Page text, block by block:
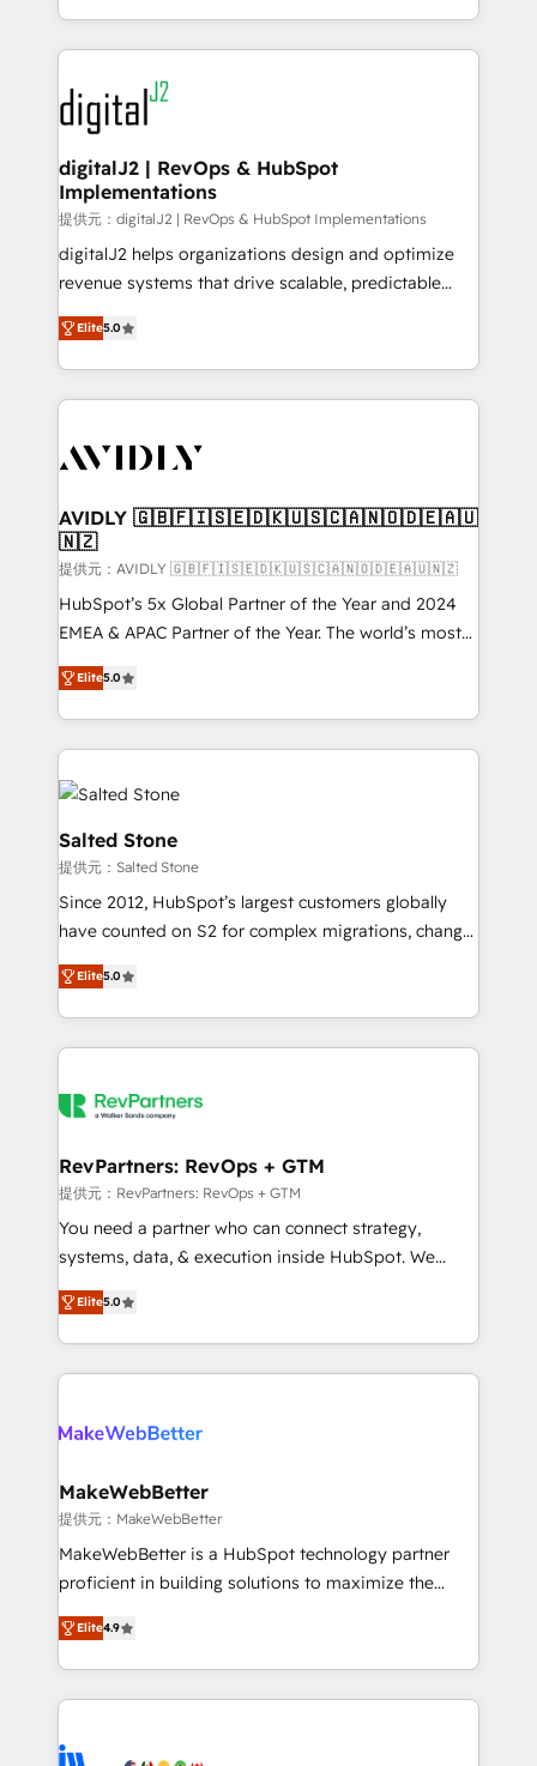
Integrations: Extend HubSpot with custom
webdesign. Markentive is both a consulting firm, a
digital agency and an integrator. With over 115
experts in marketing automation, growth, revops,
CRM and webdesign (We focus on EMEA - USA
customers).
digitalJ2 | RevOps & HubSpot
Implementations
提供元：digitalJ2 | RevOps & HubSpot Implementations
digitalJ2 helps organizations design and optimize
revenue systems that drive scalable, predictable
growth. As a triple-accredited HubSpot Solutions
Partner, we specialize in both strategic RevOps
planning and hands-on technical execution - building
the operational foundation companies need to
Healthcare - Financial Services - Managed IT (MSP) -
we help: ✔️ Full HubSpot implementations and portal
optimization ✔️ Data migrations, CRM architecture,
and reporting foundations ✔️ Custom integrations
and workflow automation ✔️ User adoption
programs, training, and enablement Through project-
partnerships, we guide organizations through the
revenue maturity model - delivering the right
grows.
Elite5.0
AVIDLY 🇬🇧🇫🇮🇸🇪🇩🇰🇺🇸🇨🇦🇳🇴🇩🇪🇦🇺
🇳🇿
提供元：AVIDLY 🇬🇧🇫🇮🇸🇪🇩🇰🇺🇸🇨🇦🇳🇴🇩🇪🇦🇺🇳🇿
HubSpot’s 5x Global Partner of the Year and 2024
EMEA & APAC Partner of the Year. The world’s most
experienced and fully accredited HubSpot Solutions
Partner. 🚀 With 2,750+ HubSpot projects delivered
and 370+ specialists across EMEA, APAC and NAM,
we de-risk complex CRM programmes and
accelerate ROI across every HubSpot Hub. 🧭 From
multi-region migrations to AI-powered automation,
we turn complexity into clarity, human at global
scale. 🏆 HubSpot’s CEO called us “the partner of the
future.” Others agree it is proof of trust built through
measurable impact.
Elite5.0
Salted Stone
提供元：Salted Stone
Since 2012, HubSpot’s largest customers globally
have counted on S2 for complex migrations, change
management, systems integration, and creative
solutions that deliver measurable impact and
transform brand experiences As one of the few full-
service creative agencies in the HubSpot
winning design to build scalable, globally
marketing campaigns, & RevOps frameworks that
fuel long-term success We connect the entire
customer lifecycle through seamless integrations,
ensure long-term adoption with change-
and service to drive sustainable growth With 6 key
HubSpot accreditations and experience across
Elite5.0
RevPartners: RevOps + GTM
提供元：RevPartners: RevOps + GTM
You need a partner who can connect strategy,
systems, data, & execution inside HubSpot. We
bridge the gap where most agencies fall short by
combining GTM strategy with technical execution to
solve the right problem with the right solution. As the
only firm in the world to hold Elite Partner
clients gain a unique advantage in CRM architecture,
market execution. Why B2B Businesses Choose RP: -
Secure: Soc2 compliant 🛡️ - Pricing: Implementations
starting at $1,5k 💵 - Speed: Launch in 14 days ⚡ -
Global: 75+ RPers across five continents 🌐 - Scale:
HubSpot Partner 🪴 - Sales Hub: More
implementations than any other Partner 💻 -
agency for an Ops problem. Don't hire a technical
Elite5.0
MakeWebBetter
提供元：MakeWebBetter
MakeWebBetter is a HubSpot technology partner
proficient in building solutions to maximize the
operational efficiency of HubSpot. The fastest-
growing tech-enabler & facilitator, MakeWebBetter,
hands you the blend of HubSpot expertise &
eminent solutions & integrations. Trust us to
Elite Partners with 10+ years of HubSpot experience
Elite4.9